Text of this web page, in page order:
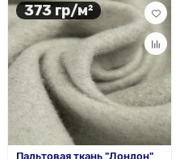
373 гр/м²
Пальтовая ткань "Лондон"